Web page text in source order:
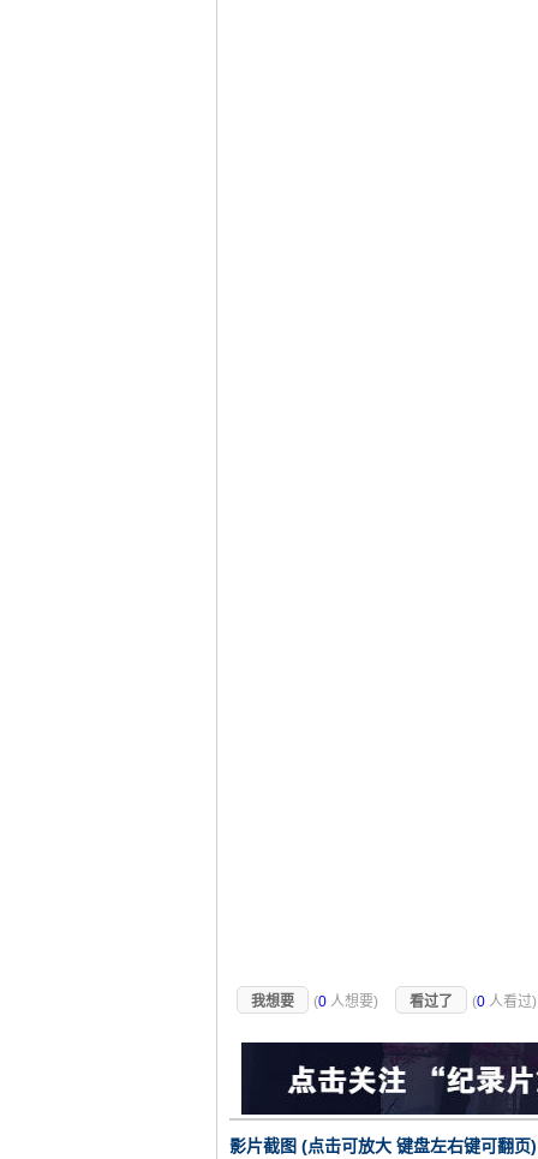
我想要 (0 人想要) 看过了 (0 人看过
影片截图 (点击可放大 键盘左右键可翻页)